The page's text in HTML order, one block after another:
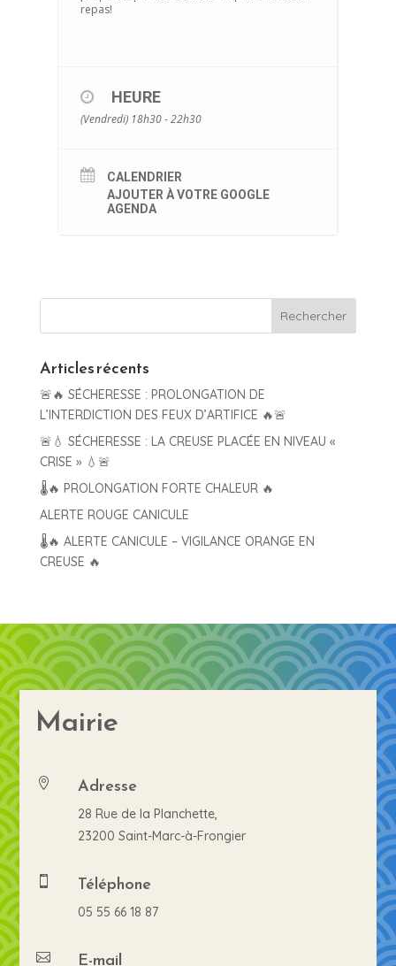
repas!
HEURE
(Vendredi) 18h30 - 22h30
CALENDRIER
AJOUTER À VOTRE GOOGLE
AGENDA
Articles récents
🚨🔥 SÉCHERESSE : PROLONGATION DE
L’INTERDICTION DES FEUX D’ARTIFICE 🔥🚨
🚨💧 SÉCHERESSE : LA CREUSE PLACÉE EN NIVEAU «
CRISE » 💧🚨
🌡️🔥 PROLONGATION FORTE CHALEUR 🔥
ALERTE ROUGE CANICULE
🌡️🔥 ALERTE CANICULE – VIGILANCE ORANGE EN
CREUSE 🔥
Mairie
 Adresse
28 Rue de la Planchette,
23200 Saint-Marc-à-Frongier
 Téléphone
05 55 66 18 87
 E-mail